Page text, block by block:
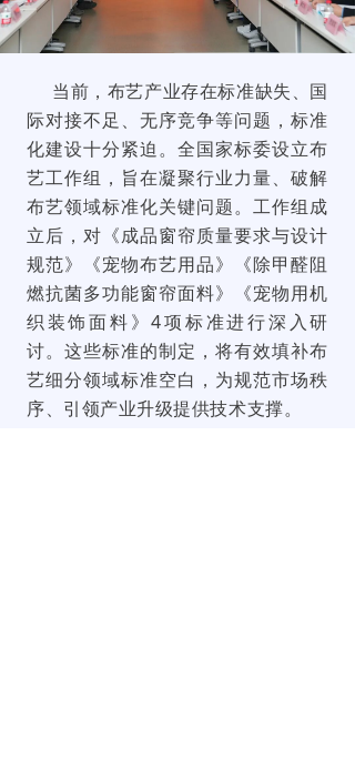
当前，布艺产业存在标准缺失、国
际对接不足、无序竞争等问题，标准
化建设十分紧迫。全国家标委设立布
艺工作组，旨在凝聚行业力量、破解
布艺领域标准化关键问题。工作组成
立后，对《成品窗帘质量要求与设计
规范》《宠物布艺用品》《除甲醛阻
燃抗菌多功能窗帘面料》《宠物用机
织装饰面料》4项标准进行深入研
讨。这些标准的制定，将有效填补布
艺细分领域标准空白，为规范市场秩
序、引领产业升级提供技术支撑。